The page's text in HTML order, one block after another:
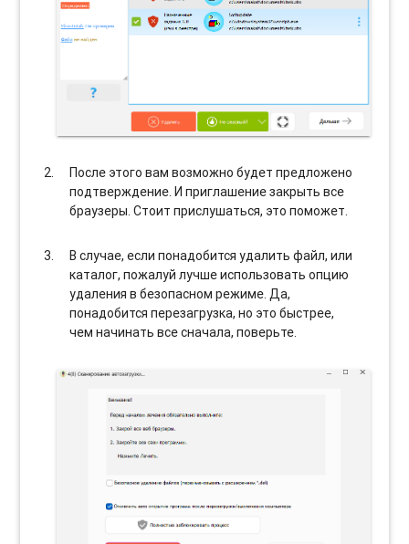
После этого вам возможно будет предложено
подтверждение. И приглашение закрыть все
браузеры. Стоит прислушаться, это поможет.
В случае, если понадобится удалить файл, или
каталог, пожалуй лучше использовать опцию
удаления в безопасном режиме. Да,
понадобится перезагрузка, но это быстрее,
чем начинать все сначала, поверьте.